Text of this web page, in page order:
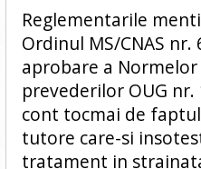
Reglementarile
Ordinul MS/CNAS nr.
aprobare a Normelor
prevederilor OUG
cont tocmai de
tutore care-si
tratament in